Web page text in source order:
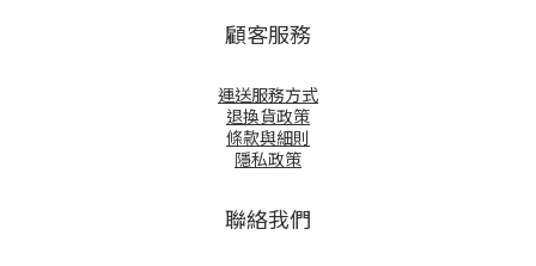
顧客服務
運送服務方式
退換貨政策
條款與細則
隱私政策
聯絡我們